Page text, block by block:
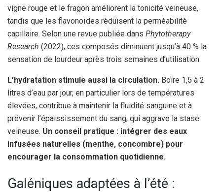
vigne rouge et le fragon améliorent la tonicité veineuse,
tandis que les flavonoïdes réduisent la perméabilité
capillaire. Selon une revue publiée dans Phytotherapy
Research (2022), ces composés diminuent jusqu’à 40 % la
sensation de lourdeur après trois semaines d’utilisation.
L’hydratation stimule aussi la circulation. Boire 1,5 à 2
litres d’eau par jour, en particulier lors de températures
élevées, contribue à maintenir la fluidité sanguine et à
prévenir l’épaississement du sang, qui aggrave la stase
veineuse. Un conseil pratique : intégrer des eaux
infusées naturelles (menthe, concombre) pour
encourager la consommation quotidienne.
Galéniques adaptées à l’été :